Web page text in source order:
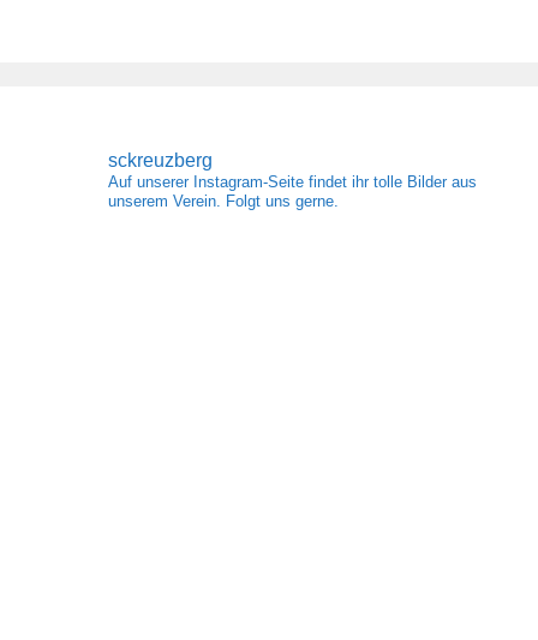
sckreuzberg
Auf unserer Instagram-Seite findet ihr tolle Bilder aus
unserem Verein. Folgt uns gerne.